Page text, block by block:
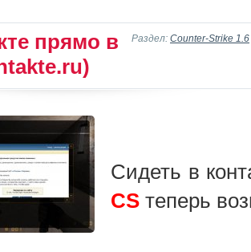
Раздел: Counter-Strike 1.6
прямо в
Сидеть в
CS теперь